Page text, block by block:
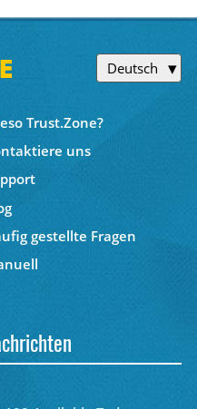
Deutsch
Trust.Zone?
uns
gestellte Fragen